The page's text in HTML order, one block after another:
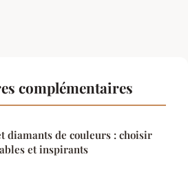
complémentaires
diamants de couleurs : choisir
et inspirants